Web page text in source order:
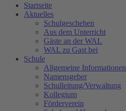
Startseite
Aktuelles
Schulgeschehen
Aus dem Unterricht
Gäste an der WAL
WAL zu Gast bei
Schule
Allgemeine Informationen
Namensgeber
Schulleitung/Verwaltung
Kollegium
Förderverein